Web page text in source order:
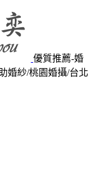
優質推薦-婚
婚紗/桃園婚攝/台北